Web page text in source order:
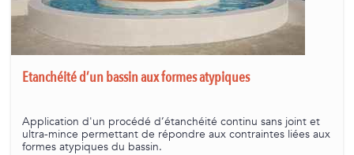
Etanchéité d’un bassin aux formes atypiques
Application d'un procédé d’étanchéité continu sans joint et
ultra-mince permettant de répondre aux contraintes liées aux
formes atypiques du bassin.